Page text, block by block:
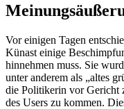
Vor einigen Tagen
Künast einige
hinnehmen muss. Sie
unter anderem als „altes
die Politikerin vor Gericht
des Users zu kommen.